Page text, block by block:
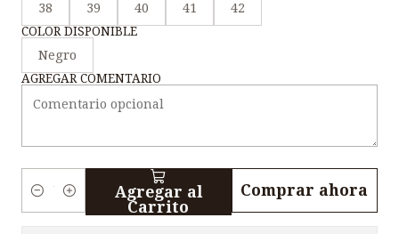
38
39 40 41
42
COLOR DISPONIBLE
Negro
AGREGAR COMENTARIO
Agregar al
Carrito
Comprar ahora